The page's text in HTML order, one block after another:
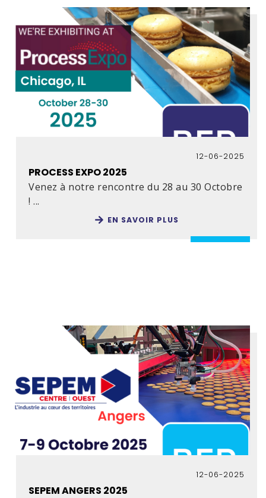
12-06-2025
PROCESS EXPO 2025
Venez à notre rencontre du 28 au 30 Octobre
! ...
EN SAVOIR PLUS
12-06-2025
SEPEM ANGERS 2025